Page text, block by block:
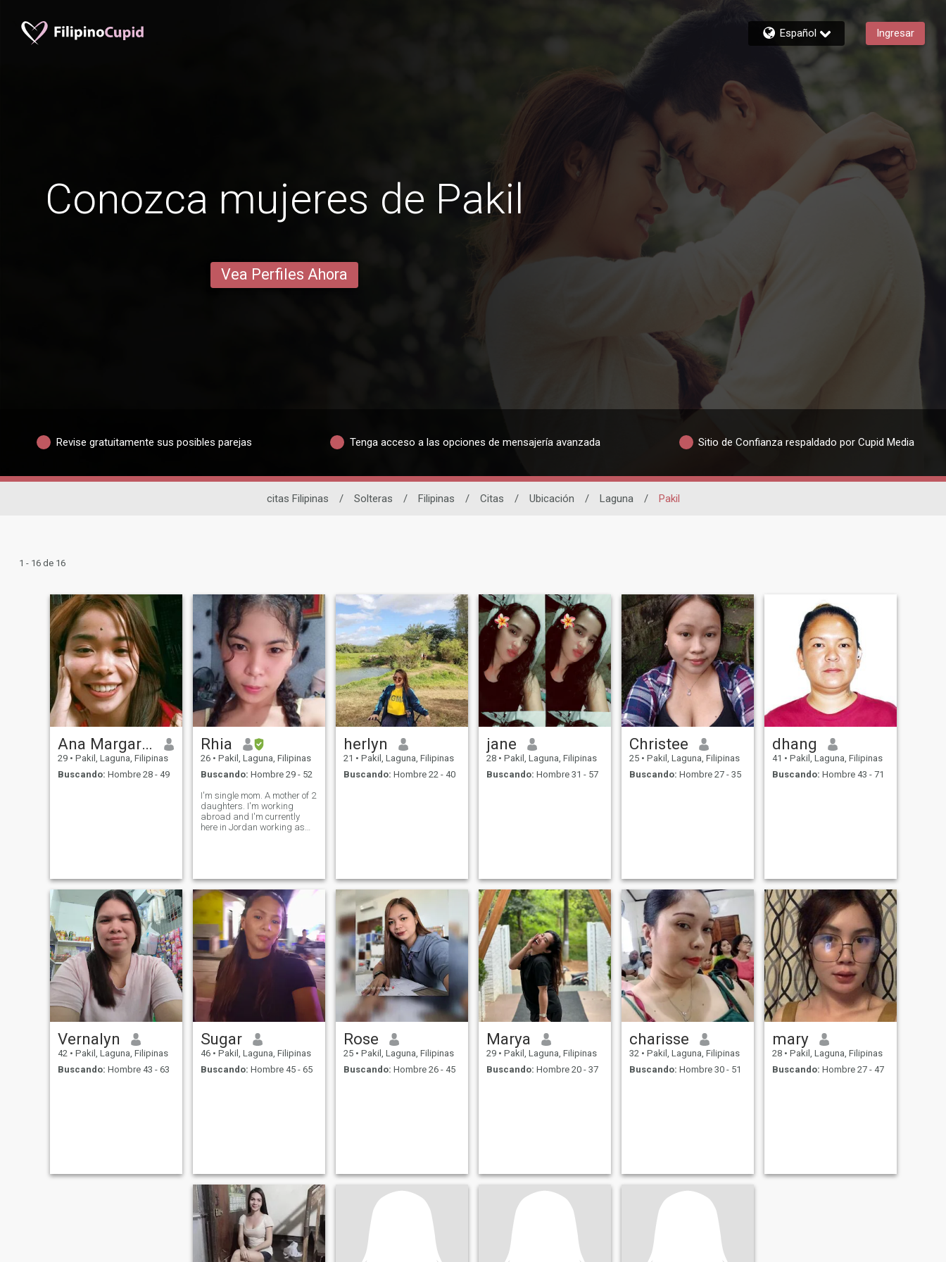
Español Ingresar
Conozca mujeres de Pakil
Vea Perfiles Ahora
Revise gratuitamente sus posibles parejas Tenga acceso a las opciones de mensajería avanzada Sitio de Confianza respaldado por Cupid Media
citas Filipinas / Solteras / Filipinas / Citas / Ubicación / Laguna / Pakil
1 - 16 de 16
Ana Margarita
29 • Pakil, Laguna, Filipinas
Buscando: Hombre 28 - 49
Rhia
26 • Pakil, Laguna, Filipinas
Buscando: Hombre 29 - 52
I'm single mom. A mother of 2
daughters. I'm working
abroad and I'm currently
here in Jordan working as
friendly.😊 I'm always
focusing to my children 😌
herlyn
21 • Pakil, Laguna, Filipinas
Buscando: Hombre 22 - 40
jane
28 • Pakil, Laguna, Filipinas
Buscando: Hombre 31 - 57
Christee
25 • Pakil, Laguna, Filipinas
Buscando: Hombre 27 - 35
dhang
41 • Pakil, Laguna, Filipinas
Buscando: Hombre 43 - 71
Vernalyn
42 • Pakil, Laguna, Filipinas
Buscando: Hombre 43 - 63
Sugar
46 • Pakil, Laguna, Filipinas
Buscando: Hombre 45 - 65
Rose
25 • Pakil, Laguna, Filipinas
Buscando: Hombre 26 - 45
Marya
29 • Pakil, Laguna, Filipinas
Buscando: Hombre 20 - 37
charisse
32 • Pakil, Laguna, Filipinas
Buscando: Hombre 30 - 51
mary
28 • Pakil, Laguna, Filipinas
Buscando: Hombre 27 - 47